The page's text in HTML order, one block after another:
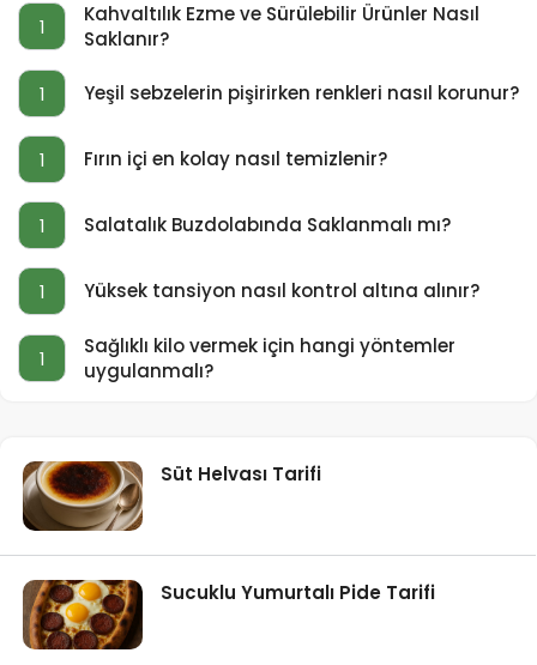
1
Kahvaltılık Ezme ve Sürülebilir Ürünler Nasıl
Saklanır?
1 Yeşil sebzelerin pişirirken renkleri nasıl korunur?
1 Fırın içi en kolay nasıl temizlenir?
1 Salatalık Buzdolabında Saklanmalı mı?
1 Yüksek tansiyon nasıl kontrol altına alınır?
1
Sağlıklı kilo vermek için hangi yöntemler
uygulanmalı?
Süt Helvası Tarifi
Sucuklu Yumurtalı Pide Tarifi